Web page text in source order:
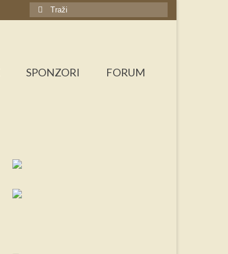
Search
for:
SPONZORI FORUM